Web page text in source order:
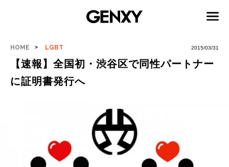
HOME LGBT 2015/03/31
【速報】全国初・渋谷区で同性パートナー
に証明書発行へ